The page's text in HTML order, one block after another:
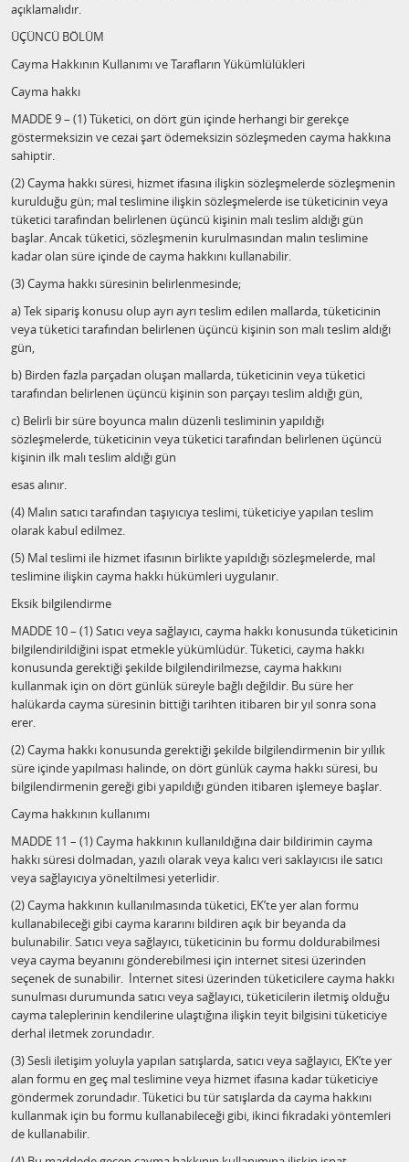
açıklamalıdır.
ÜÇÜNCÜ BÖLÜM
Cayma Hakkının Kullanımı ve Tarafların Yükümlülükleri
Cayma hakkı
MADDE 9 – (1) Tüketici, on dört gün içinde herhangi bir gerekçe
göstermeksizin ve cezai şart ödemeksizin sözleşmeden cayma hakkına
sahiptir.
(2) Cayma hakkı süresi, hizmet ifasına ilişkin sözleşmelerde sözleşmenin
kurulduğu gün; mal teslimine ilişkin sözleşmelerde ise tüketicinin veya
tüketici tarafından belirlenen üçüncü kişinin malı teslim aldığı gün
başlar. Ancak tüketici, sözleşmenin kurulmasından malın teslimine
kadar olan süre içinde de cayma hakkını kullanabilir.
(3) Cayma hakkı süresinin belirlenmesinde;
a) Tek sipariş konusu olup ayrı ayrı teslim edilen mallarda, tüketicinin
veya tüketici tarafından belirlenen üçüncü kişinin son malı teslim aldığı
gün,
b) Birden fazla parçadan oluşan mallarda, tüketicinin veya tüketici
tarafından belirlenen üçüncü kişinin son parçayı teslim aldığı gün,
c) Belirli bir süre boyunca malın düzenli tesliminin yapıldığı
sözleşmelerde, tüketicinin veya tüketici tarafından belirlenen üçüncü
kişinin ilk malı teslim aldığı gün
esas alınır.
(4) Malın satıcı tarafından taşıyıcıya teslimi, tüketiciye yapılan teslim
olarak kabul edilmez.
(5) Mal teslimi ile hizmet ifasının birlikte yapıldığı sözleşmelerde, mal
teslimine ilişkin cayma hakkı hükümleri uygulanır.
Eksik bilgilendirme
MADDE 10 – (1) Satıcı veya sağlayıcı, cayma hakkı konusunda tüketicinin
bilgilendirildiğini ispat etmekle yükümlüdür. Tüketici, cayma hakkı
konusunda gerektiği şekilde bilgilendirilmezse, cayma hakkını
kullanmak için on dört günlük süreyle bağlı değildir. Bu süre her
halükarda cayma süresinin bittiği tarihten itibaren bir yıl sonra sona
erer.
(2) Cayma hakkı konusunda gerektiği şekilde bilgilendirmenin bir yıllık
süre içinde yapılması halinde, on dört günlük cayma hakkı süresi, bu
bilgilendirmenin gereği gibi yapıldığı günden itibaren işlemeye başlar.
Cayma hakkının kullanımı
MADDE 11 – (1) Cayma hakkının kullanıldığına dair bildirimin cayma
hakkı süresi dolmadan, yazılı olarak veya kalıcı veri saklayıcısı ile satıcı
veya sağlayıcıya yöneltilmesi yeterlidir.
(2) Cayma hakkının kullanılmasında tüketici, EK’te yer alan formu
kullanabileceği gibi cayma kararını bildiren açık bir beyanda da
bulunabilir. Satıcı veya sağlayıcı, tüketicinin bu formu doldurabilmesi
veya cayma beyanını gönderebilmesi için internet sitesi üzerinden
seçenek de sunabilir. İnternet sitesi üzerinden tüketicilere cayma hakkı
sunulması durumunda satıcı veya sağlayıcı, tüketicilerin iletmiş olduğu
cayma taleplerinin kendilerine ulaştığına ilişkin teyit bilgisini tüketiciye
derhal iletmek zorundadır.
(3) Sesli iletişim yoluyla yapılan satışlarda, satıcı veya sağlayıcı, EK’te yer
alan formu en geç mal teslimine veya hizmet ifasına kadar tüketiciye
göndermek zorundadır. Tüketici bu tür satışlarda da cayma hakkını
kullanmak için bu formu kullanabileceği gibi, ikinci fıkradaki yöntemleri
de kullanabilir.